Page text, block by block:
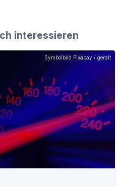
interessieren
Symbolbild Pixabay / geralt